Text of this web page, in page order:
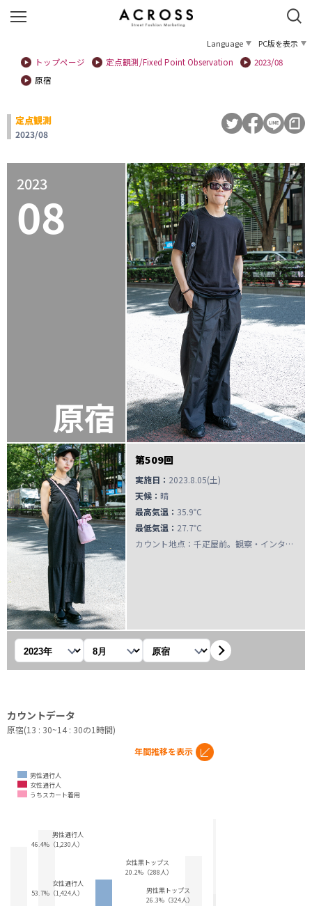
Language
PC版を表示
トップページ
定点観測/Fixed Point Observation
2023/08
原宿
定点観測
2023/08
2023
08
原宿
第509回
実施日： 2023.8.05(土)
天候： 晴
最高気温： 35.9℃
最低気温： 27.7℃
カウント地点：千疋屋前。観察・インタビューは明治神宮前原宿の交差点周辺。
年を選択 月を選択 観測地を選択
カウントデータ
原宿(13 : 30~14 : 30の1時間)
男性通行人
女性通行人
うちスカート着用
年間推移を表示
男性通行人
46.4%（1,230人）
女性通行人
53.7%（1,424人）
女性黒トップス
20.2%（288人）
男性黒トップス
26.3%（324人）